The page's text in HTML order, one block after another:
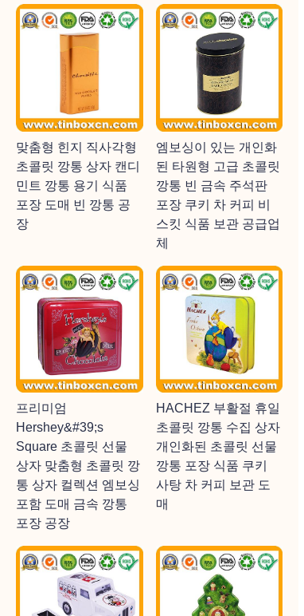
맞춤형 힌지 직사각형
초콜릿 깡통 상자 캔디
민트 깡통 용기 식품
포장 도매 빈 깡통 공
장
엠보싱이 있는 개인화
된 타원형 고급 초콜릿
깡통 빈 금속 주석판
포장 쿠키 차 커피 비
스킷 식품 보관 공급업
체
프리미엄
Hershey&#39;s
Square 초콜릿 선물
상자 맞춤형 초콜릿 깡
통 상자 컬렉션 엠보싱
포함 도매 금속 깡통
포장 공장
HACHEZ 부활절 휴일
초콜릿 깡통 수집 상자
개인화된 초콜릿 선물
깡통 포장 식품 쿠키
사탕 차 커피 보관 도
매